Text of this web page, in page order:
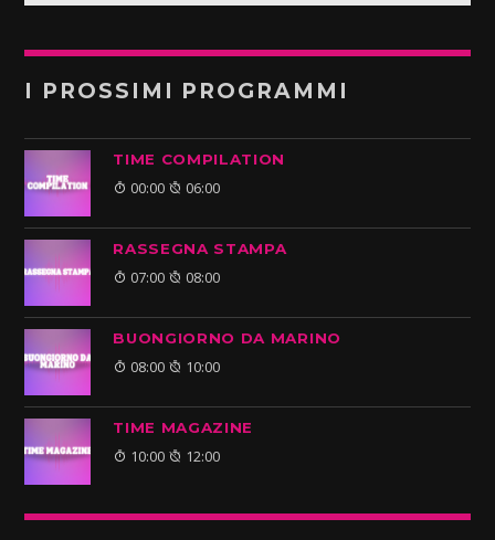
I PROSSIMI PROGRAMMI
TIME COMPILATION
00:00 06:00
RASSEGNA STAMPA
07:00 08:00
BUONGIORNO DA MARINO
08:00 10:00
TIME MAGAZINE
10:00 12:00